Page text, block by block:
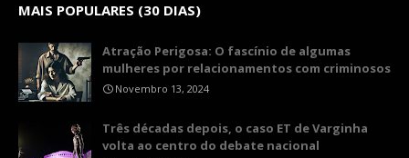
MAIS POPULARES (30 DIAS)
Atração Perigosa: O fascínio de algumas
mulheres por relacionamentos com criminosos
Novembro 13, 2024
Três décadas depois, o caso ET de Varginha
volta ao centro do debate nacional